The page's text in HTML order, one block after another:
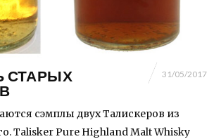
СТАРЫХ
31/05/2017
сэмплы двух Талискеров из
Talisker Pure Highland Malt Whisky